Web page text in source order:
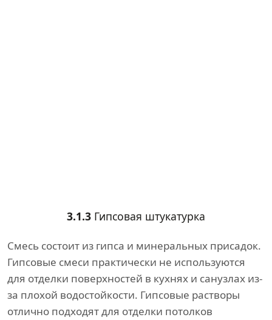
3.1.3 Гипсовая штукатурка
Смесь состоит из гипса и минеральных присадок.
Гипсовые смеси практически не используются
для отделки поверхностей в кухнях и санузлах из-
за плохой водостойкости. Гипсовые растворы
отлично подходят для отделки потолков